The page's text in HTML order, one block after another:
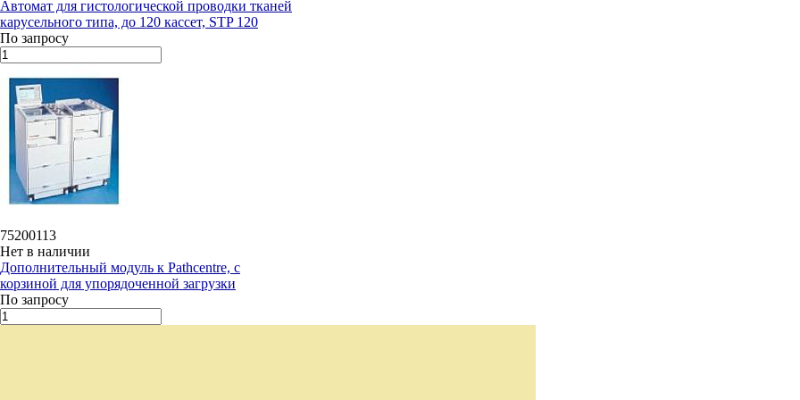
Автомат для гистологической проводки тканей
карусельного типа, до 120 кассет, STP 120
По запросу
75200113
Нет в наличии
Дополнительный модуль к Pathcentre, с
корзиной для упорядоченной загрузки
По запросу